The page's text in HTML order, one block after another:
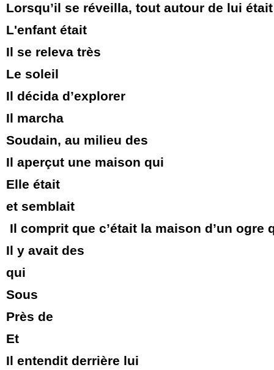
Lorsqu’il se réveilla, tout autour de lui était
L'enfant était
Il se releva très
Le soleil
Il décida d’explorer
Il marcha
Soudain, au milieu des
Il aperçut une maison qui
Elle était
et semblait
Il comprit que c’était la maison d’un ogre
Il y avait des
qui
Sous
Près de
Et
Il entendit derrière lui